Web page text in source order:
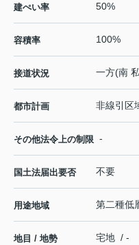
建ぺい率 50%
容積率 100%
接道状況 一方(南
都市計画 非線引区
その他法令上の制限 -
国土法届出要否 不要
用途地域 第二種低
地目 / 地勢 宅地 / -